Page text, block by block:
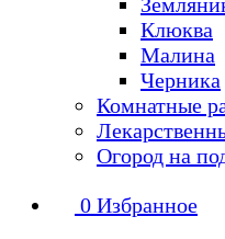
Клюква
Малина
Черника
Комнатные
Огород на
0 Избранное